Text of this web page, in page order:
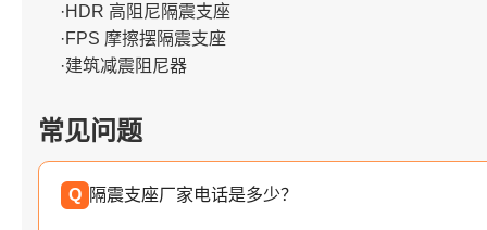
·HDR 高阻尼隔震支座
·FPS 摩擦摆隔震支座
·建筑减震阻尼器
常见问题
Q 隔震支座厂家电话是多少？